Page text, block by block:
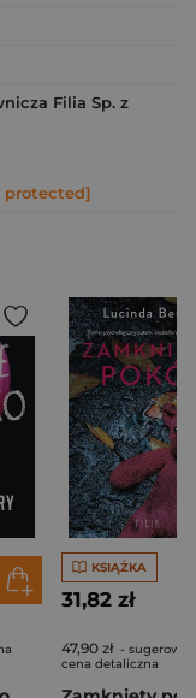
Filia Sp. z
protected]
KSIĄŻKA
31,82 zł
47,90 zł -
cena detaliczna